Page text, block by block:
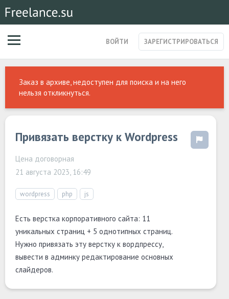
ВОЙТИ ЗАРЕГИСТРИРОВАТЬСЯ
МАГАЗИН УСЛУГ
СПЕЦИАЛИСТЫ
СТАРТАПЫ
Заказ в архиве, недоступен для поиска и на него
нельзя откликнуться.
Привязать верстку к Wordpress
Цена договорная
21 августа 2023, 16:49
wordpress php js
Есть верстка корпоративного сайта: 11
уникальных страниц + 5 однотипных страниц.
Нужно привязать эту верстку к вордпрессу,
вывести в админку редактирование основных
слайдеров.